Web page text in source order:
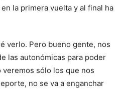
la primera vuelta y al final ha
verlo. Pero bueno gente, nos
las autonómicas para poder
veremos sólo los que nos
no se va a enganchar